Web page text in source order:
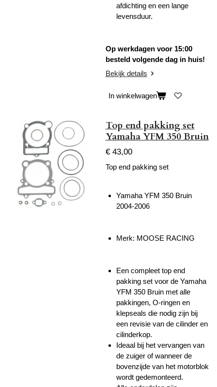
afdichting en een lange
levensduur.
Op werkdagen voor 15:00
besteld volgende dag in huis!
Bekijk details
In winkelwagen
Top end pakking set
Yamaha YFM 350 Bruin
€ 43,00
Top end pakking set
Yamaha YFM 350 Bruin
2004-2006
Merk: MOOSE RACING
Een compleet top end
pakking set voor de Yamaha
YFM 350 Bruin met alle
pakkingen, O-ringen en
klepseals die nodig zijn bij
een revisie van de cilinder en
cilinderkop.
Ideaal bij het vervangen van
de zuiger of wanneer de
bovenzijde van het motorblok
wordt gedemonteerd.